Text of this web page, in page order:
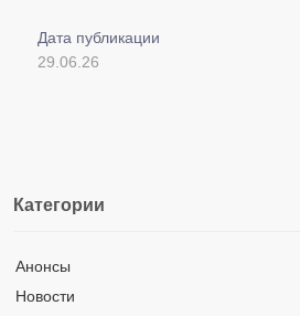
Дата публикации
29.06.26
Категории
Анонсы
Новости